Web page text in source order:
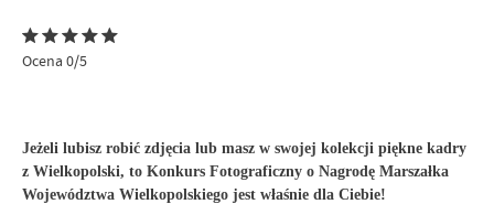
Ocena 0/5
Jeżeli lubisz robić zdjęcia lub masz w swojej kolekcji piękne kadry
z Wielkopolski, to Konkurs Fotograficzny o Nagrodę Marszałka
Województwa Wielkopolskiego jest właśnie dla Ciebie!